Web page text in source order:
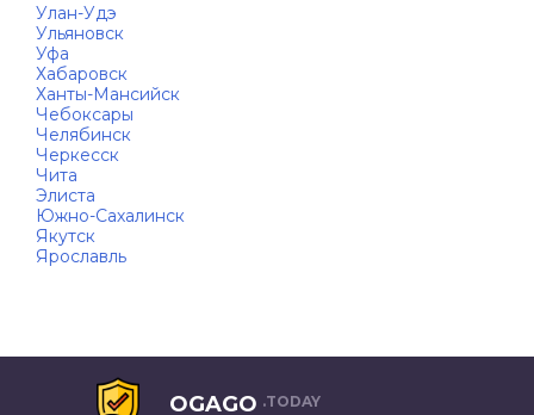
Улан-Удэ
Ульяновск
Уфа
Хабаровск
Ханты-Мансийск
Чебоксары
Челябинск
Черкесск
Чита
Элиста
Южно-Сахалинск
Якутск
Ярославль
OGAGO .TODAY